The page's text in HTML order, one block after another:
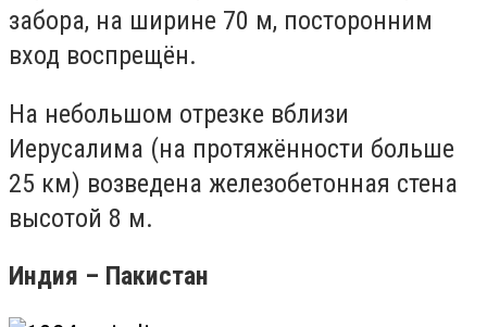
забора, на ширине 70 м, посторонним
вход воспрещён.
На небольшом отрезке вблизи
Иерусалима (на протяжённости больше
25 км) возведена железобетонная стена
высотой 8 м.
Индия – Пакистан